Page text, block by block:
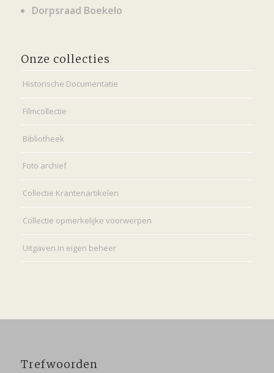
Dorpsraad Boekelo
Onze collecties
Historische Documentatie
Filmcollectie
Bibliotheek
Foto archief
Collectie Krantenartikelen
Collectie opmerkelijke voorwerpen
Uitgaven in eigen beheer
Trefwoorden